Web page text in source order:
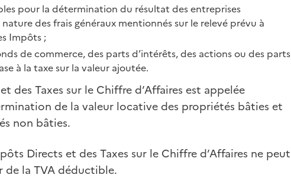
pour la détermination du résultat des entreprises
des frais généraux mentionnés sur le relevé prévu à
Impôts ;
de commerce, des parts d’intérêts, des actions ou des parts
à la taxe sur la valeur ajoutée.
des Taxes sur le Chiffre d’Affaires est appelée
de la valeur locative des propriétés bâties et
non bâties.
Directs et des Taxes sur le Chiffre d’Affaires ne peut
de la TVA déductible.